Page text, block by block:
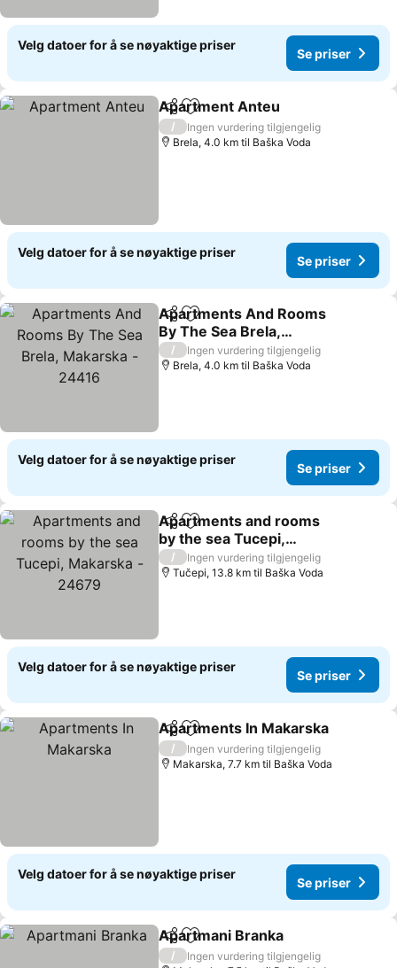
Velg datoer for å se nøyaktige priser
Se priser
Del Legg til i favoritter
Apartment Anteu
/
Ingen vurdering tilgjengelig
Brela, 4.0 km til Baška Voda
Velg datoer for å se nøyaktige priser
Se priser
Del Legg til i favoritter
Apartments And Rooms
By The Sea Brela,
Makarska - 24416
Se priser
/
Ingen vurdering tilgjengelig
Brela, 4.0 km til Baška Voda
Velg datoer for å se nøyaktige priser
Se priser
Del Legg til i favoritter
Apartments and rooms
by the sea Tucepi,
Makarska - 24679
Se priser
/
Ingen vurdering tilgjengelig
Tučepi, 13.8 km til Baška Voda
Velg datoer for å se nøyaktige priser
Se priser
Del Legg til i favoritter
Apartments In Makarska
/
Ingen vurdering tilgjengelig
Makarska, 7.7 km til Baška Voda
Velg datoer for å se nøyaktige priser
Se priser
Del Legg til i favoritter
Apartmani Branka
/
Ingen vurdering tilgjengelig